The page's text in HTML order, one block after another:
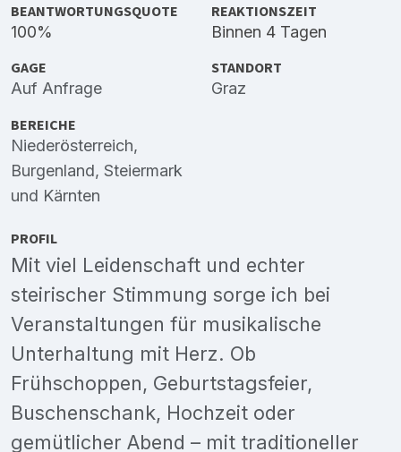
BEANTWORTUNGSQUOTE
100%
REAKTIONSZEIT
Binnen 4 Tagen
GAGE
Auf Anfrage
STANDORT
Graz
BEREICHE
Niederösterreich,
Burgenland, Steiermark
und Kärnten
PROFIL
Mit viel Leidenschaft und echter
steirischer Stimmung sorge ich bei
Veranstaltungen für musikalische
Unterhaltung mit Herz. Ob
Frühschoppen, Geburtstagsfeier,
Buschenschank, Hochzeit oder
gemütlicher Abend – mit traditioneller